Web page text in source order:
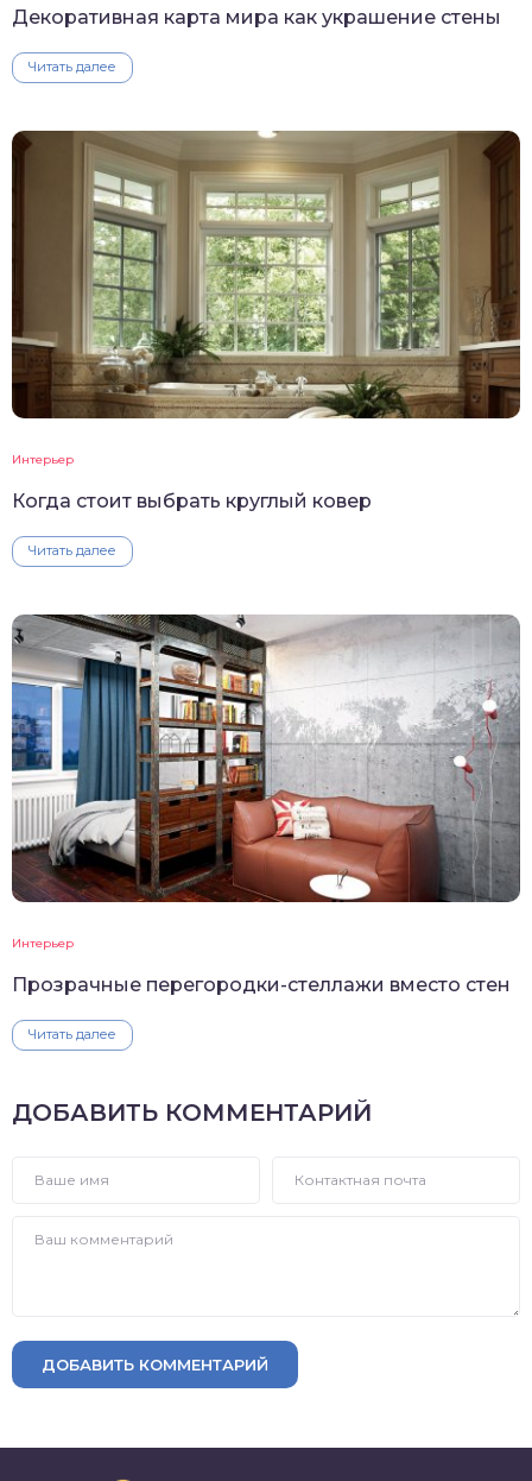
Декоративная карта мира как украшение стены
Читать далее
Интерьер
Когда стоит выбрать круглый ковер
Читать далее
Интерьер
Прозрачные перегородки-стеллажи вместо стен
Читать далее
ДОБАВИТЬ КОММЕНТАРИЙ
ДОБАВИТЬ КОММЕНТАРИЙ